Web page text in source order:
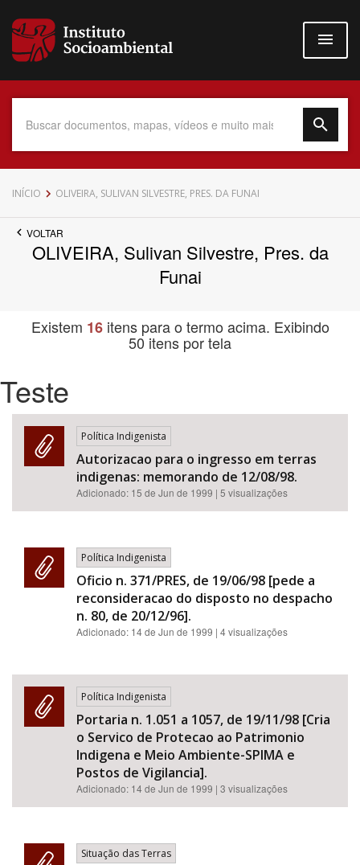
para
conteúdo
Data do Documento
Bioma / Bacia
Área Protegida
INÍCIO OLIVEIRA, SULIVAN SILVESTRE, PRES. DA FUNAI
VOLTAR
OLIVEIRA, Sulivan Silvestre, Pres. da
Funai
Existem 16itens para o termo acima. Exibindo
50 itens por tela
Teste
Política Indigenista
Autorizacao para o ingresso em terras
indigenas: memorando de 12/08/98.
Adicionado: 15 de Jun de 1999 | 5 visualizações
Política Indigenista
Oficio n. 371/PRES, de 19/06/98 [pede a
reconsideracao do disposto no despacho
n. 80, de 20/12/96].
Adicionado: 14 de Jun de 1999 | 4 visualizações
Política Indigenista
Portaria n. 1.051 a 1057, de 19/11/98 [Cria
o Servico de Protecao ao Patrimonio
Indigena e Meio Ambiente-SPIMA e
Postos de Vigilancia].
Adicionado: 14 de Jun de 1999 | 3 visualizações
Situação das Terras